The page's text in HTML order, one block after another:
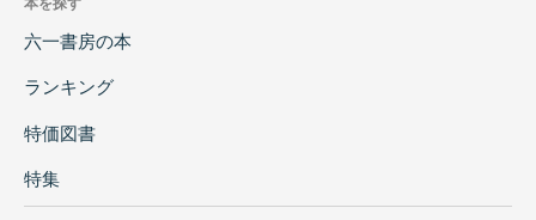
本を探す
六一書房の本
ランキング
特価図書
特集